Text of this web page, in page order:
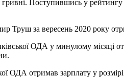
гривні. Поступившись у
Труш за вересень 2020 року
ОДА у минулому місяці
ОДА отримав зарплату у